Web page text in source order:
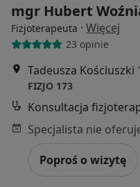
mgr Hubert
Fizjoterapeuta · Więcej
23 opinie
Tadeusza Kościuszki
FIZJO 173
Konsultacja
Poproś o wizytę